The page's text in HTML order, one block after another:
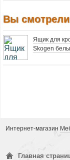
Вы
Ящик для
Skogen
Интернет-магазин
Главная